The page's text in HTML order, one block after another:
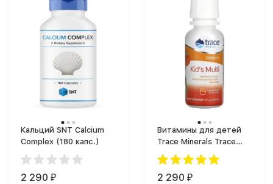
Кальций SNT Calcium
Complex (180 капс.)
2 290 ₽
Витамины для детей
Trace Minerals Trace
Minerals Children's Kid's
Multi 237 ml. (237 мл)
2 290 ₽